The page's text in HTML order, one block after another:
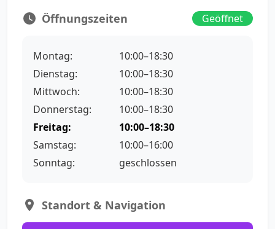
Öffnungszeiten Geöffnet
Montag:
10:00–18:30
Dienstag:
10:00–18:30
Mittwoch:
10:00–18:30
Donnerstag:
10:00–18:30
Freitag:
10:00–18:30
Samstag:
10:00–16:00
Sonntag:
geschlossen
Standort & Navigation